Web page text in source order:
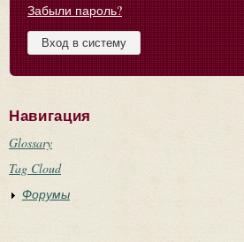
Забыли пароль?
Навигация
Glossary
Tag Cloud
Форумы